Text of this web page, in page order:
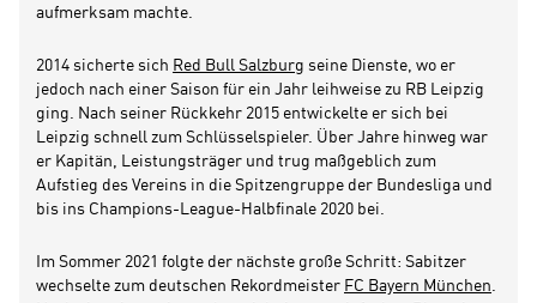
aufmerksam machte.
2014 sicherte sich Red Bull Salzburg seine Dienste, wo er
jedoch nach einer Saison für ein Jahr leihweise zu RB Leipzig
ging. Nach seiner Rückkehr 2015 entwickelte er sich bei
Leipzig schnell zum Schlüsselspieler. Über Jahre hinweg war
er Kapitän, Leistungsträger und trug maßgeblich zum
Aufstieg des Vereins in die Spitzengruppe der Bundesliga und
bis ins Champions-League-Halbfinale 2020 bei.
Im Sommer 2021 folgte der nächste große Schritt: Sabitzer
wechselte zum deutschen Rekordmeister FC Bayern München